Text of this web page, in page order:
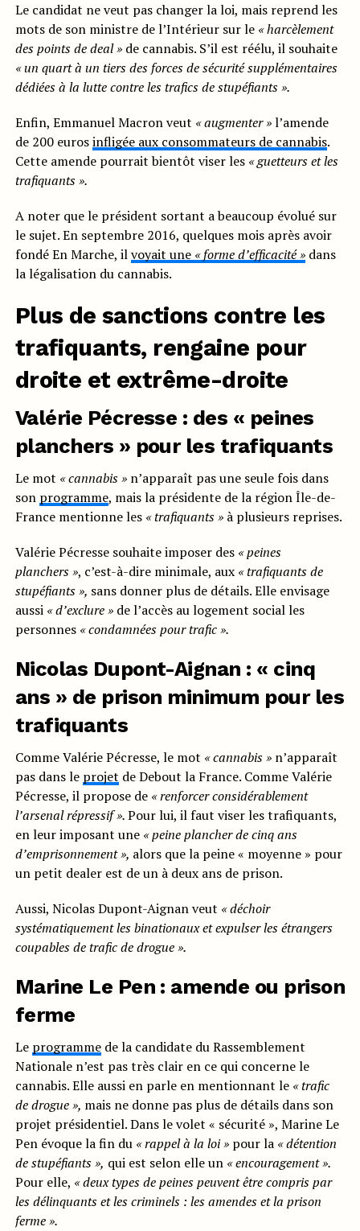
Le candidat ne veut pas changer la loi, mais reprend les
mots de son ministre de l’Intérieur sur le « harcèlement
des points de deal » de cannabis. S’il est réélu, il souhaite
« un quart à un tiers des forces de sécurité supplémentaires
dédiées à la lutte contre les trafics de stupéfiants ».
Enfin, Emmanuel Macron veut « augmenter »l’amende
de 200 eurosinfligée aux consommateurs de cannabis.
Cette amende pourrait bientôt viser les « guetteurs et les
trafiquants ».
A noter que le président sortant a beaucoup évolué sur
le sujet. En septembre 2016, quelques mois après avoir
fondé En Marche, ilvoyait une « forme d’efficacité »dans
la légalisation du cannabis.
Plus de sanctions contre les
trafiquants, rengaine pour
droite et extrême-droite
Valérie Pécresse : des « peines
planchers » pour les trafiquants
Le mot « cannabis »n’apparaît pas une seule fois dans
son programme, mais la présidente de la région Île-de-
France mentionne les « trafiquants » à plusieurs reprises.
Valérie Pécresse souhaite imposer des « peines
planchers », c’est-à-dire minimale, aux « trafiquants de
stupéfiants », sans donner plus de détails. Elle envisage
aussi « d’exclure » de l’accès au logement social les
personnes « condamnées pour trafic ».
Nicolas Dupont-Aignan : « cinq
ans » de prison minimum pour les
trafiquants
Comme Valérie Pécresse, le mot « cannabis »n’apparaît
pas dans le projet de Debout la France. Comme Valérie
Pécresse, il propose de « renforcer considérablement
l’arsenal répressif ».Pour lui, il faut viser les trafiquants,
en leur imposant une « peine plancher de cinq ans
d’emprisonnement », alors que la peine « moyenne » pour
un petit dealer est de un à deux ans de prison.
Aussi, Nicolas Dupont-Aignan veut « déchoir
systématiquement les binationaux et expulser les étrangers
coupables de trafic de drogue ».
Marine Le Pen : amende ou prison
ferme
Le programmede la candidate du Rassemblement
Nationale n’est pas très clair en ce qui concerne le
cannabis. Elle aussi en parle en mentionnant le « trafic
de drogue », mais ne donne pas plus de détails dans son
projet présidentiel. Dans le volet « sécurité », Marine Le
Pen évoque la fin du « rappel à la loi » pour la « détention
de stupéfiants », qui est selon elle un « encouragement ».
Pour elle, «deux typesde peines peuvent être compris par
les délinquants et les criminels : les amendes et la prison
ferme ».